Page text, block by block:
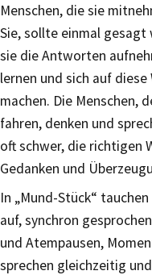
Menschen, die sie
Sie, sollte einmal gesagt
sie die Antworten
lernen und sich auf
machen. Die Menschen,
fahren, denken und
oft schwer, die richtigen
Gedanken und
In „Mund-Stück“
auf, synchron
und Atempausen,
sprechen gleichzeitig